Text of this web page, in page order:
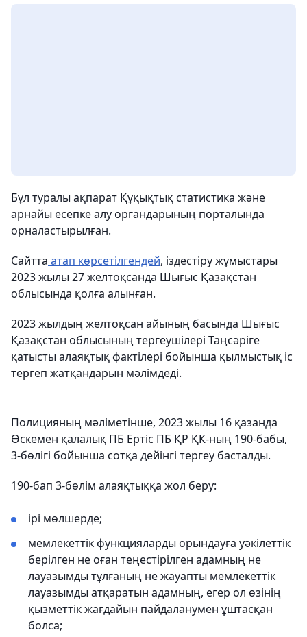
Бұл туралы ақпарат Құқықтық статистика және
арнайы есепке алу органдарының порталында
орналастырылған.
Сайтта атап көрсетілгендей, іздестіру жұмыстары
2023 жылы 27 желтоқсанда Шығыс Қазақстан
облысында қолға алынған.
2023 жылдың желтоқсан айының басында Шығыс
Қазақстан облысының тергеушілері Таңсәріге
қатысты алаяқтық фактілері бойынша қылмыстық іс
тергеп жатқандарын мәлімдеді.
Полицияның мәліметінше, 2023 жылы 16 қазанда
Өскемен қалалық ПБ Ертіс ПБ ҚР ҚК-ның 190-бабы,
3-бөлігі бойынша сотқа дейінгі тергеу басталды.
190-бап 3-бөлім алаяқтыққа жол беру:
ірі мөлшерде;
мемлекеттік функцияларды орындауға уәкілеттік
берілген не оған теңестірілген адамның не
лауазымды тұлғаның не жауапты мемлекеттік
лауазымды атқаратын адамның, егер ол өзінің
қызметтік жағдайын пайдаланумен ұштасқан
болса;